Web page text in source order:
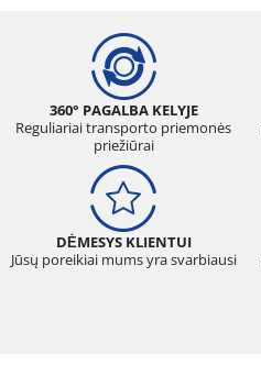
360° PAGALBA KELYJE
Reguliariai transporto priemonės
priežiūrai
DĖMESYS KLIENTUI
Jūsų poreikiai mums yra svarbiausi